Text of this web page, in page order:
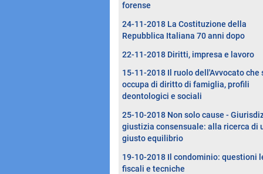
forense
24-11-2018 La Costituzione della
Repubblica Italiana 70 anni dopo
22-11-2018 Diritti, impresa e lavoro
15-11-2018 Il ruolo dell'Avvocato che
occupa di diritto di famiglia, profili
deontologici e sociali
25-10-2018 Non solo cause -
giustizia consensuale: alla ricerca di
giusto equilibrio
19-10-2018 Il condominio: questioni
fiscali e tecniche